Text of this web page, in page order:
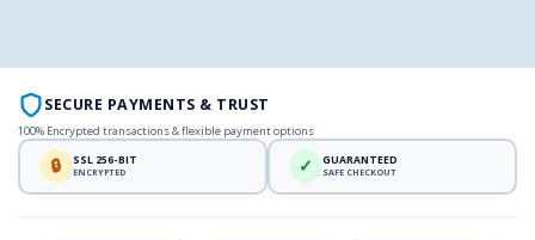
SECURE PAYMENTS & TRUST
100% Encrypted transactions & flexible payment options
🔒 SSL 256-BIT
ENCRYPTED ✓ GUARANTEED
SAFE CHECKOUT